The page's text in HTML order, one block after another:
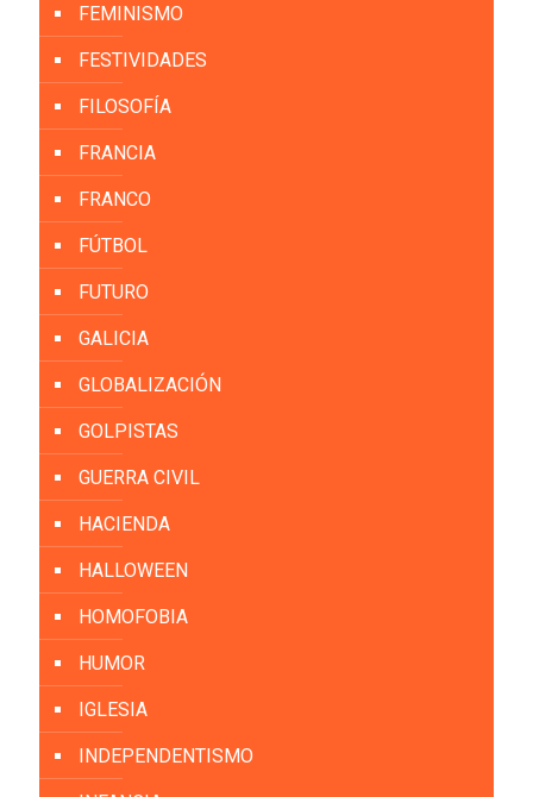
FEMINISMO
FESTIVIDADES
FILOSOFÍA
FRANCIA
FRANCO
FÚTBOL
FUTURO
GALICIA
GLOBALIZACIÓN
GOLPISTAS
GUERRA CIVIL
HACIENDA
HALLOWEEN
HOMOFOBIA
HUMOR
IGLESIA
INDEPENDENTISMO